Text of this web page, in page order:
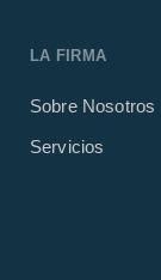
LA FIRMA
Sobre Nosotros
Servicios